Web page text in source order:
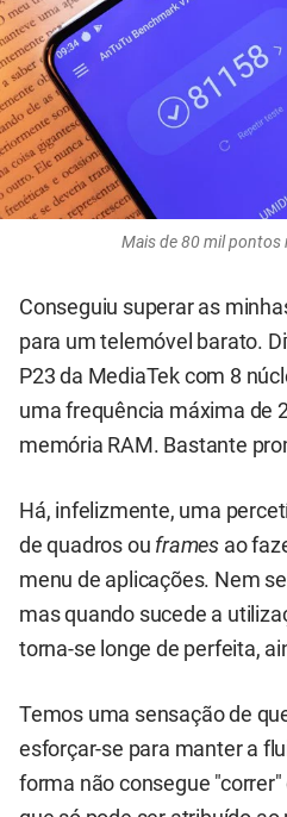
Mais de 80 mil pontos
Conseguiu superar as
para um telemóvel barato.
P23 da MediaTek com 8
uma frequência máxima de
memória RAM. Bastante
Há, infelizmente, uma
de quadros ou frames ao
menu de aplicações. Nem
mas quando sucede a
torna-se longe de perfeita,
Temos uma sensação de
esforçar-se para manter a
forma não consegue